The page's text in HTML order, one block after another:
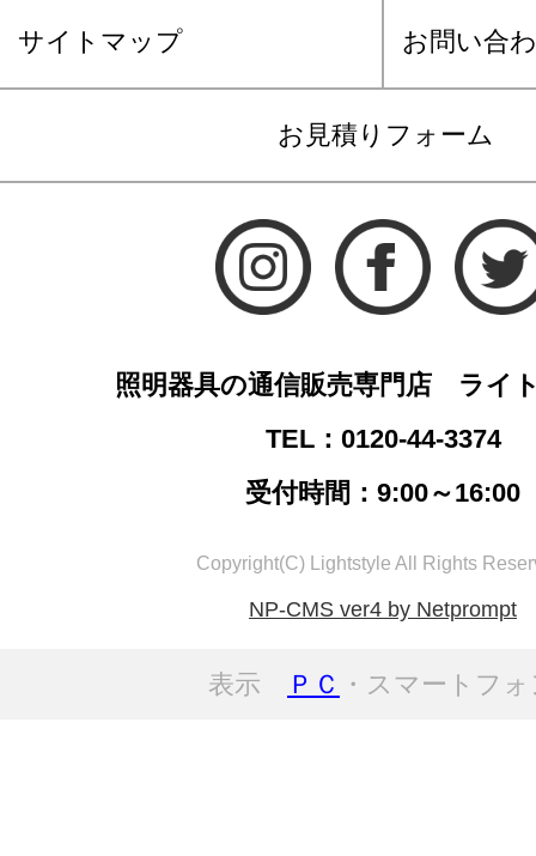
サイトマップ お問い合
お見積りフォーム
照明器具の通信販売専門店 ライ
TEL：0120-44-3374
受付時間：9:00～16:00
Copyright(C) Lightstyle All Rights
NP-CMS ver4 by Netprompt
表示 ＰＣ ・スマートフ